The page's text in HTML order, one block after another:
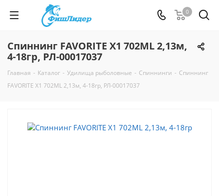
0
Спиннинг FAVORITE X1 702ML 2,13м,
4-18гр, РЛ-00017037
Главная - Каталог - Удилища рыболовные - Спиннинги - Спиннинг
FAVORITE X1 702ML 2,13м, 4-18гр, РЛ-00017037